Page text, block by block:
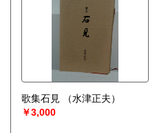
歌集石見
（水津正夫）
￥3,000